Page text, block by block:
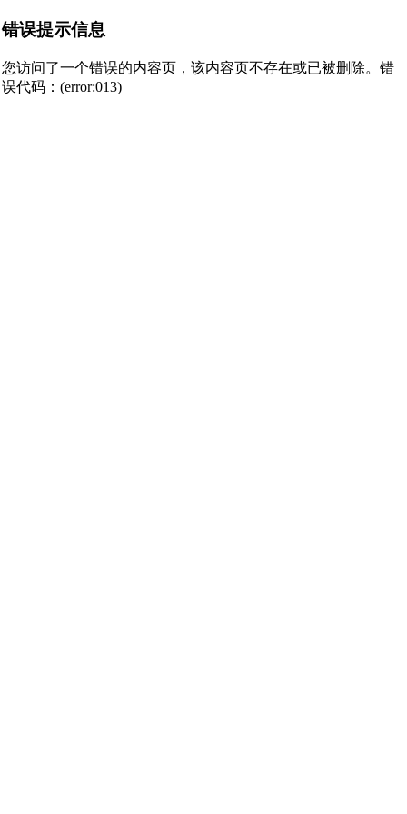
错误提示信息
您访问了一个错误的内容页，该内容页不存在或已被删除。错
误代码：(error:013)